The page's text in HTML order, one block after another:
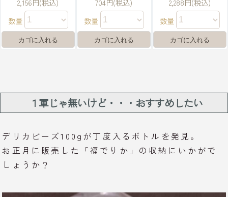
2,156円(税込)
数量
704円(税込)
数量
2,288円(税込)
数量
１軍じゃ無いけど・・・おすすめしたい
デリカビーズ100gが丁度入るボトルを発見。
お正月に販売した「福でりか」の収納にいかがで
しょうか？